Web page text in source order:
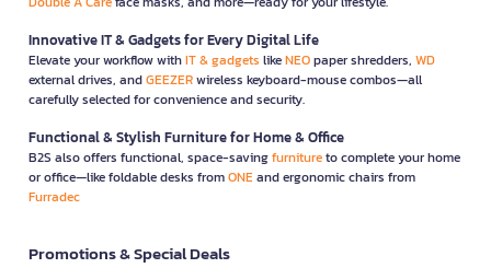
Innovative IT & Gadgets for Every Digital Life
Elevate your workflow withIT & gadgets likeNEOpaper shredders, WD
external drives, andGEEZERwireless keyboard-mouse combos—all
carefully selected for convenience and security.
Functional & Stylish Furniture for Home & Office
B2S also offers functional, space-savingfurnitureto complete your home
or office—like foldable desks fromONEand ergonomic chairs from
Furradec
Promotions & Special Deals